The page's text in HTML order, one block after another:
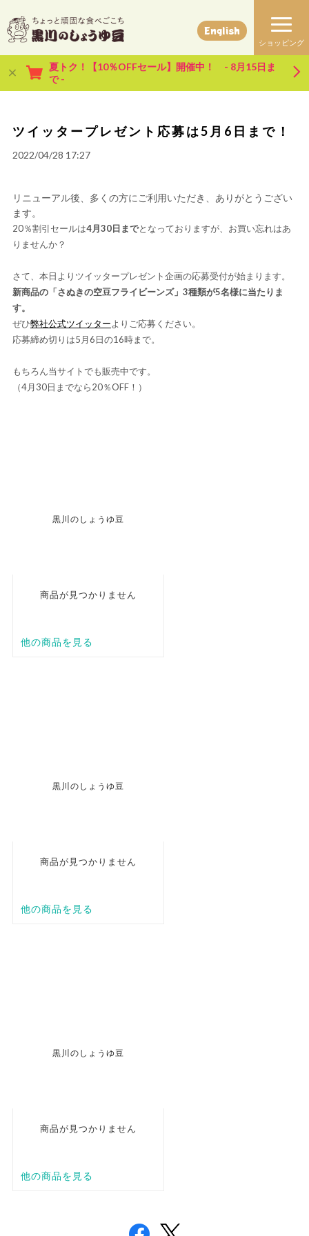
夏トク！【10％OFFセール】開催中！ - 8月15日ま
で -
English
ツイッタープレゼント応募は5月6日まで！
2022/04/28 17:27
リニューアル後、多くの方にご利用いただき、ありがとうござい
ます。
20％割引セールは4月30日までとなっておりますが、お買い忘れはあ
りませんか？
さて、本日よりツイッタープレゼント企画の応募受付が始まります。
新商品の「さぬきの空豆フライビーンズ」3種類が5名様に当たりま
す。
ぜひ弊社公式ツイッターよりご応募ください。
応募締め切りは5月6日の16時まで。
もちろん当サイトでも販売中です。
（4月30日までなら20％OFF！）